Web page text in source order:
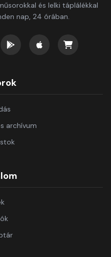
és lelki táplálékkal
nap, 24 órában.
archívum